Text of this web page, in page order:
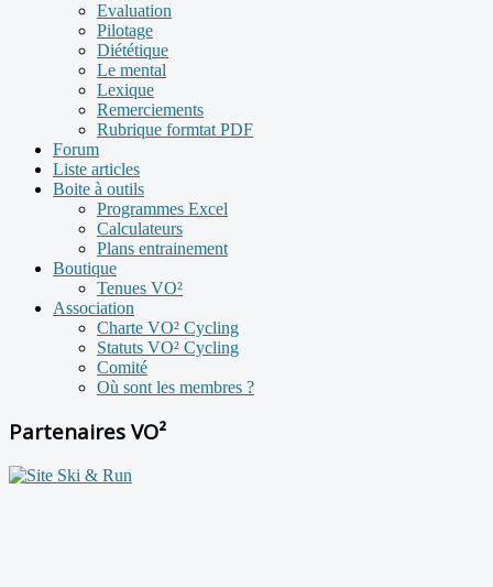
Evaluation
Pilotage
Diététique
Le mental
Lexique
Remerciements
Rubrique formtat PDF
Forum
Liste articles
Boite à outils
Programmes Excel
Calculateurs
Plans entrainement
Boutique
Tenues VO²
Association
Charte VO² Cycling
Statuts VO² Cycling
Comité
Où sont les membres ?
Partenaires VO²